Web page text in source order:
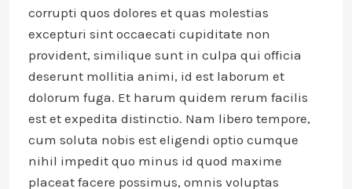
corrupti quos dolores et quas molestias
excepturi sint occaecati cupiditate non
provident, similique sunt in culpa qui officia
deserunt mollitia animi, id est laborum et
dolorum fuga. Et harum quidem rerum facilis
est et expedita distinctio. Nam libero tempore,
cum soluta nobis est eligendi optio cumque
nihil impedit quo minus id quod maxime
placeat facere possimus, omnis voluptas